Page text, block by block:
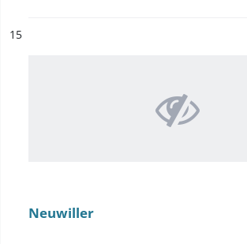
n°
15
Neuwiller